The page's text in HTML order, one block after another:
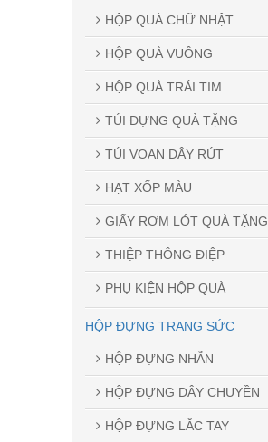
HỘP QUÀ CHỮ NHẬT
HỘP QUÀ VUÔNG
HỘP QUÀ TRÁI TIM
TÚI ĐỰNG QUÀ TẶNG
TÚI VOAN DÂY RÚT
HẠT XỐP MÀU
GIẤY RƠM LÓT QUÀ TẶNG
THIỆP THÔNG ĐIỆP
PHỤ KIỆN HỘP QUÀ
HỘP ĐỰNG TRANG SỨC
HỘP ĐỰNG NHẪN
HỘP ĐỰNG DÂY CHUYỀN
HỘP ĐỰNG LẮC TAY